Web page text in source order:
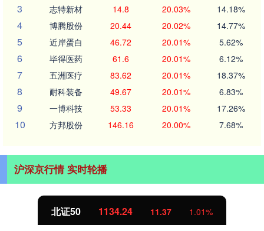
3 志特新材 14.8 20.03% 14.18%
4 博腾股份 20.44 20.02% 14.77%
5 近岸蛋白 46.72 20.01% 5.62%
6 毕得医药 61.6 20.01% 6.12%
7 五洲医疗 83.62 20.01% 18.37%
8 耐科装备 49.67 20.01% 6.83%
9 一博科技 53.33 20.01% 17.26%
10 方邦股份 146.16 20.00% 7.68%
沪深京行情 实时轮播
北证50 1134.24 11.37 1.01%